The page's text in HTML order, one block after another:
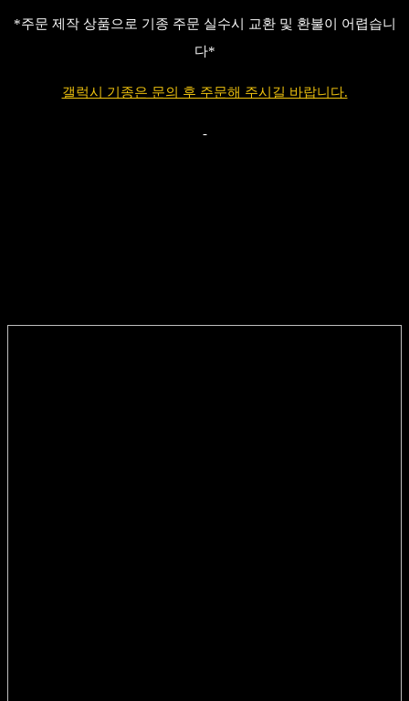
*주문 제작 상품으로 기종 주문 실수시 교환 및 환불이 어렵습니
다*
갤럭시 기종은 문의 후 주문해 주시길 바랍니다.
-